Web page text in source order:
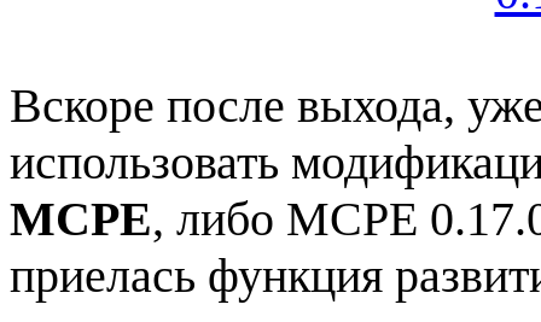
Вскоре после выхода,
использовать
MCPE, либо MCPE
приелась функция